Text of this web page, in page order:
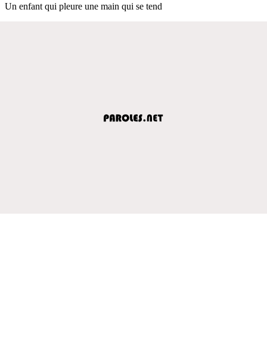
Un enfant qui pleure une main qui se tend